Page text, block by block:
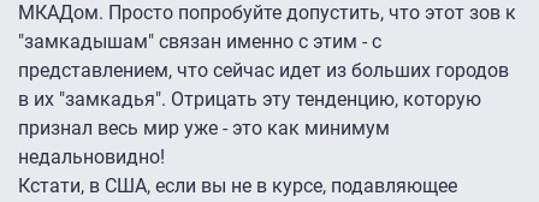
МКАДом. Просто попробуйте допустить, что этот зов к
"замкадышам" связан именно с этим - с
представлением, что сейчас идет из больших городов
в их "замкадья". Отрицать эту тенденцию, которую
признал весь мир уже - это как минимум
недальновидно!
Кстати, в США, если вы не в курсе, подавляющее